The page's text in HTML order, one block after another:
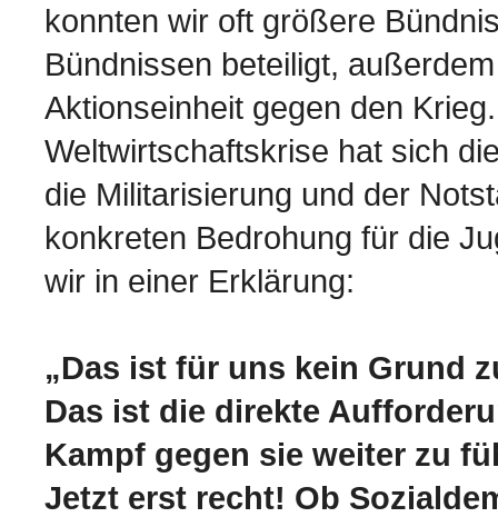
konnten wir oft größere
Bündnissen beteiligt,
Aktionseinheit gegen den
Weltwirtschaftskrise hat sich
die Militarisierung und der
konkreten Bedrohung für die
wir in einer Erklärung:
„Das ist für uns kein Grund
Das ist die direkte
Kampf gegen sie weiter zu
Jetzt erst recht! Ob